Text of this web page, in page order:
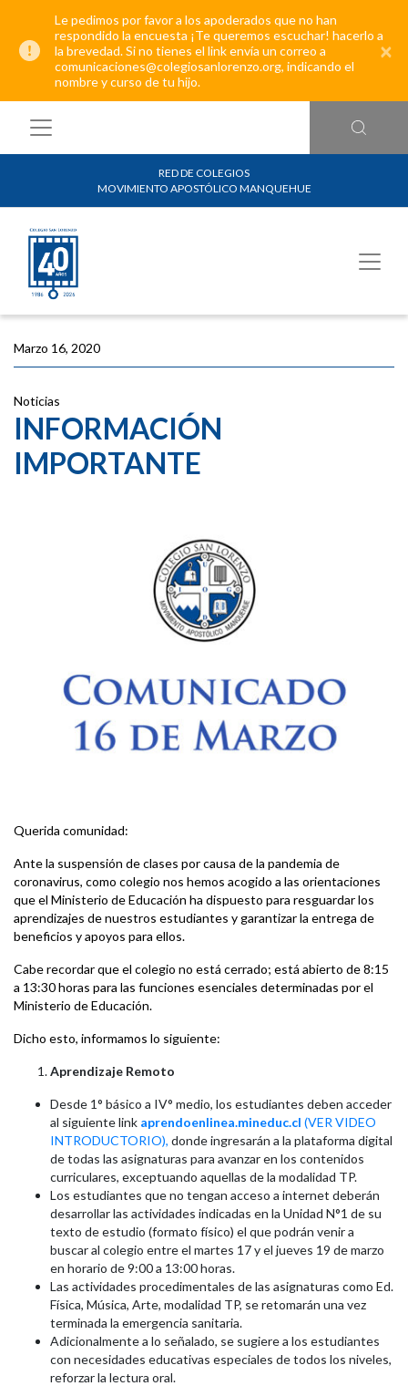
Le pedimos por favor a los apoderados que no han
respondido la encuesta ¡Te queremos escuchar! hacerlo a
la brevedad. Si no tienes el link envía un correo a
comunicaciones@colegiosanlorenzo.org, indicando el
nombre y curso de tu hijo.
×
RED DE COLEGIOS
MOVIMIENTO APOSTÓLICO MANQUEHUE
Marzo 16, 2020
Noticias
INFORMACIÓN
IMPORTANTE
Querida comunidad:
Ante la suspensión de clases por causa de la pandemia de
coronavirus, como colegio nos hemos acogido a las orientaciones
que el Ministerio de Educación ha dispuesto para resguardar los
aprendizajes de nuestros estudiantes y garantizar la entrega de
beneficios y apoyos para ellos.
Cabe recordar que el colegio no está cerrado; está abierto de 8:15
a 13:30 horas para las funciones esenciales determinadas por el
Ministerio de Educación.
Dicho esto, informamos lo siguiente:
Aprendizaje Remoto
Desde 1° básico a IV° medio, los estudiantes deben acceder
al siguiente link aprendoenlinea.mineduc.cl (VER VIDEO
INTRODUCTORIO), donde ingresarán a la plataforma digital
de todas las asignaturas para avanzar en los contenidos
curriculares, exceptuando aquellas de la modalidad TP.
Los estudiantes que no tengan acceso a internet deberán
desarrollar las actividades indicadas en la Unidad N°1 de su
texto de estudio (formato físico) el que podrán venir a
buscar al colegio entre el martes 17 y el jueves 19 de marzo
en horario de 9:00 a 13:00 horas.
Las actividades procedimentales de las asignaturas como Ed.
Física, Música, Arte, modalidad TP, se retomarán una vez
terminada la emergencia sanitaria.
Adicionalmente a lo señalado, se sugiere a los estudiantes
con necesidades educativas especiales de todos los niveles,
reforzar la lectura oral.